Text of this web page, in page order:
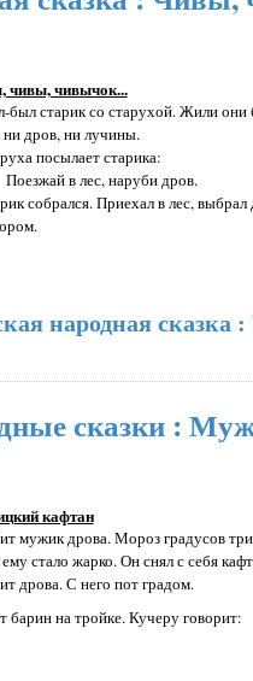
чивы, чивычок...
был старик со старухой. Жили
дров, ни лучины.
посылает старика:
в лес, наруби дров.
собрался. Приехал в лес,
народная
сказки :
кафтан
мужик дрова. Мороз градусов
стало жарко. Он снял с себя
дрова. С него пот градом.
барин на тройке. Кучеру говорит: